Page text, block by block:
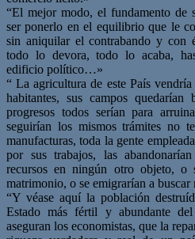
“El mejor modo, el fundamento de
ser ponerlo en el equilibrio que le
sin aniquilar el contrabando y con
todo lo devora, todo lo acaba,
edificio político…»
“ La agricultura de este País
habitantes, sus campos
progresos todos serían para
seguirían los mismos trámites no
manufacturas, toda la gente
por sus trabajos, las
recursos en ningún otro objeto, o
matrimonio, o se emigrarían a buscar
“Y véase aquí la población
Estado más fértil y abundante
aseguran los economistas, que la